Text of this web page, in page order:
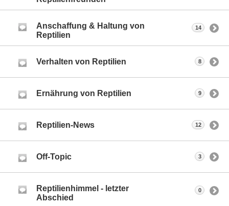
Anschaffung & Haltung von
Reptilien
14
Verhalten von Reptilien 8
Ernährung von Reptilien 9
Reptilien-News 12
Off-Topic 3
Reptilienhimmel - letzter
Abschied
0